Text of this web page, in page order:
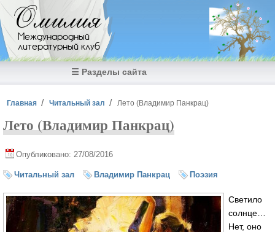
Перейти к основному содержанию
Омилия
Международный
литературный клуб
☰ Разделы сайта
Вы здесь
Главная Читальный зал Лето (Владимир Панкрац)
Лето (Владимир Панкрац)
Опубликовано: 27/08/2016
Читальный зал Владимир Панкрац Поэзия
Светило
солнце…
Нет, оно